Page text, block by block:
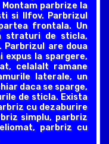
parbrize la
si Ilfov. Parbrizul
frontala. Un
straturi de sticla,
Parbrizul are doua
la spargere,
celalalt ramane
laterale, un
daca se sparge,
de sticla. Exista
cu dezaburire
simplu, parbriz
parbriz cu